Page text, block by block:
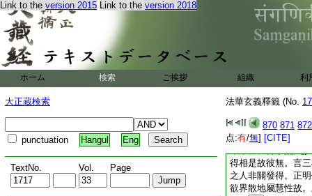
Link to the version 2015 Link to the version 2018
ホーム 検索 ご挨拶 組織 利
大正蔵検索
punctuation Hangul Eng
TextNo. Vol. Page
法華玄義釋籤 (No.
870 871 872
点:有/無] [CITE]
内淨。外謂覺觀。
過患也。見不動大
先已除者喜在第二
平等。於中二。先
明攝所。次辦修相
在修證及阿毘曇如
三方便者下明修相
五指廣。根本淨禪
得相是故彼無。言
之人非關發得。正
欲界散地屬慧性故